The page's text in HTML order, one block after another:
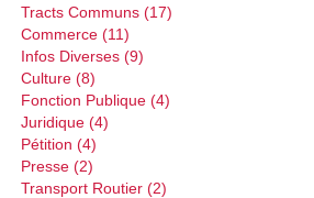
Tracts Communs (17)
Commerce (11)
Infos Diverses (9)
Culture (8)
Fonction Publique (4)
Juridique (4)
Pétition (4)
Presse (2)
Transport Routier (2)